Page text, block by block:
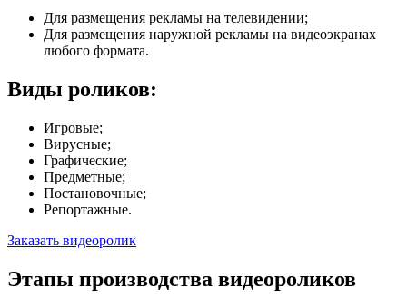
Для размещения рекламы на телевидении;
Для размещения наружной рекламы на видеоэкранах
любого формата.
Виды роликов:
Игровые;
Вирусные;
Графические;
Предметные;
Постановочные;
Репортажные.
Заказать видеоролик
Этапы производства видеороликов